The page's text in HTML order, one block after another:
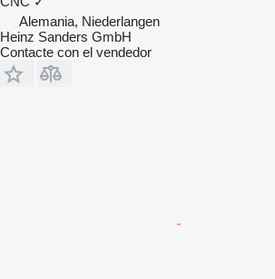
Alemania, Niederlangen
Heinz Sanders GmbH
Contacte con el vendedor